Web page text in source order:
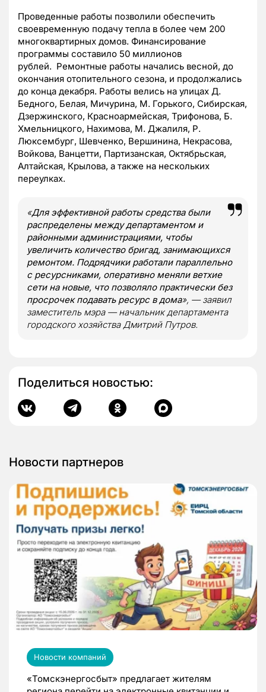
Проведенные работы позволили обеспечить
своевременную подачу тепла в более чем 200
многоквартирных домов. Финансирование
программы составило 50 миллионов
рублей. Ремонтные работы начались весной, до
окончания отопительного сезона, и продолжались
до конца декабря. Работы велись на улицах Д.
Бедного, Белая, Мичурина, М. Горького, Сибирская,
Дзержинского, Красноармейская, Трифонова, Б.
Хмельницкого, Нахимова, М. Джалиля, Р.
Люксембург, Шевченко, Вершинина, Некрасова,
Войкова, Ванцетти, Партизанская, Октябрьская,
Алтайская, Крылова, а также на нескольких
переулках.
«Для эффективной работы средства были
распределены между департаментом и
районными администрациями, чтобы
увеличить количество бригад, занимающихся
ремонтом. Подрядчики работали параллельно
с ресурсниками, оперативно меняли ветхие
сети на новые, что позволяло практически без
просрочек подавать ресурс в дома», — заявил
заместитель мэра — начальник департамента
городского хозяйства Дмитрий Путров.
Поделиться новостью:
Новости партнеров
Новости компаний
«Томскэнергосбыт» предлагает жителям